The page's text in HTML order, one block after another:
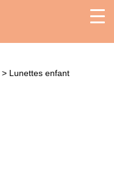
> Lunettes enfant